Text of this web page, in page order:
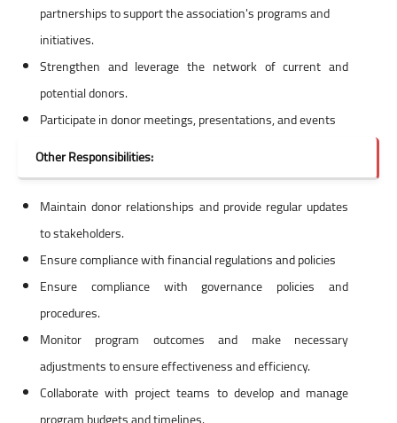
partnerships to support the association's programs and
initiatives.
Strengthen and leverage the network of current and
potential donors.
Participate in donor meetings, presentations, and events
Other Responsibilities:
Maintain donor relationships and provide regular updates
to stakeholders.
Ensure compliance with financial regulations and policies
Ensure compliance with governance policies and
procedures.
Monitor program outcomes and make necessary
adjustments to ensure effectiveness and efficiency.
Collaborate with project teams to develop and manage